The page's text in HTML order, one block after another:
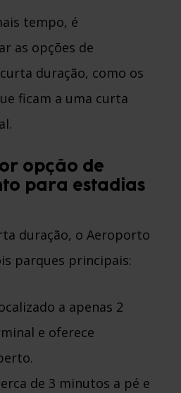
tempo, é
as opções de
duração, como os
ficam a uma curta
opção de
para estadias
duração, o Aeroporto
parques principais:
a apenas 2
e oferece
de 3 minutos a pé e